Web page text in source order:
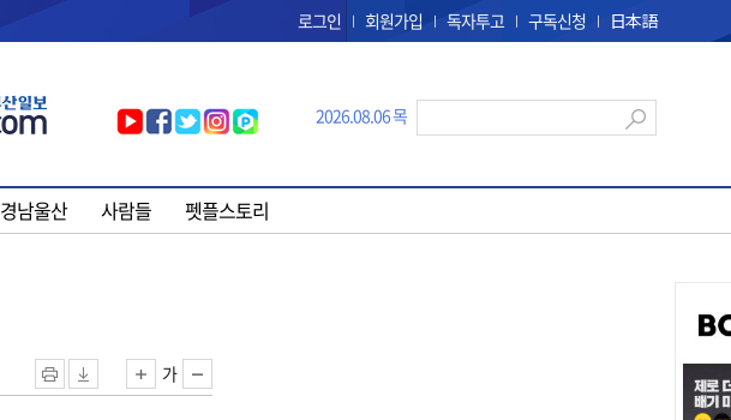
로그인 회원가입 독자투고 구독신청 日本語
2026.08.06 목
경남울산 사람들 펫플스토리
가